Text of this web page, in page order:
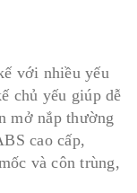
với nhiều yếu
chủ yếu giúp dễ
mở nắp thường
cao cấp,
và côn trùng,